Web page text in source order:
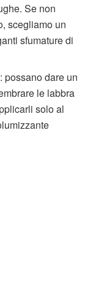
Se non
scegliamo un
sfumature di
: possano dare un
le labbra
solo al